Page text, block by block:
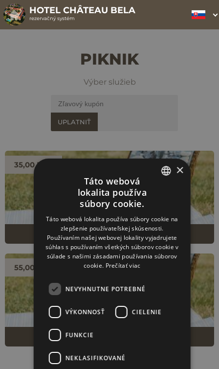
HOTEL CHÂTEAU BELA
rezervačný systém
PIKNIK
Výber služieb
UPLATNIŤ
Piknikový košík pre 2 osoby
35,00 EUR
Deluxe piknikový košík pre 2 osoby
55,00 EUR
×
Táto webová
lokalita používa
súbory cookie.
Táto webová lokalita používa súbory cookie na
zlepšenie používateľskej skúsenosti.
Používaním našej webovej lokality vyjadrujete
súhlas s používaním všetkých súborov cookie v
súlade s našimi zásadami používania súborov
cookie. Prečítať viac
NEVYHNUTNE POTREBNÉ
VÝKONNOSŤ CIELENIE
FUNKCIE
NEKLASIFIKOVANÉ